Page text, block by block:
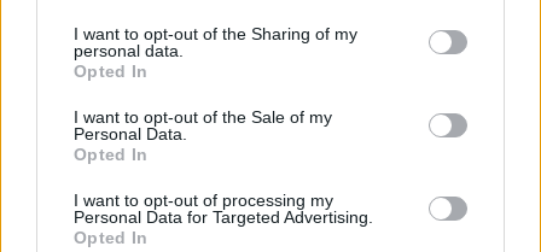
I want to opt-out of the Sharing of my
personal data.
Opted In
I want to opt-out of the Sale of my
Personal Data.
Opted In
I want to opt-out of processing my
Personal Data for Targeted Advertising.
Opted In
LIFESTYLE
26.11.2025 20:15
PARAPOLITIKA NEWSROOM
Η Γιώτα Τσιμπρικίδου μιλάει για την
εγκυμοσύνη της: "Είναι κάτι που το ήθελα
χρόνια με τον σύζυγό μου, το παλέψαμε
Αποδέχομαι τους
και την πολιτική απορρήτου